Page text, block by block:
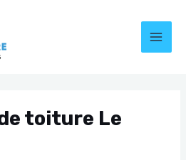
toiture Le